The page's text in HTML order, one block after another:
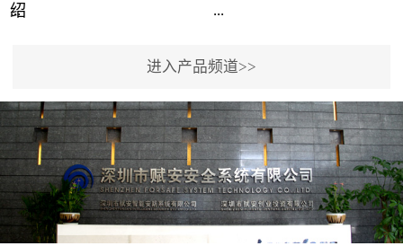
绍
...
事故频发，传统的火灾探
测方法已无法满足要求。
尤其是目前众多的大型影
剧院、会议展览中心、体
育馆、大型仓库和隧道空
间等，其建筑结构特殊、
...
用了具有仲裁机制和冗余
校验的总线传输技术、线
路状态检测与保护技术、
后向光电感烟探测技术、
高可靠的系统抗干扰技术
等多项专利技术和专有技
进入产品频道>>